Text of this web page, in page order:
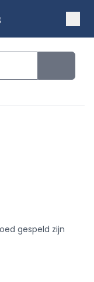
gespeld zijn